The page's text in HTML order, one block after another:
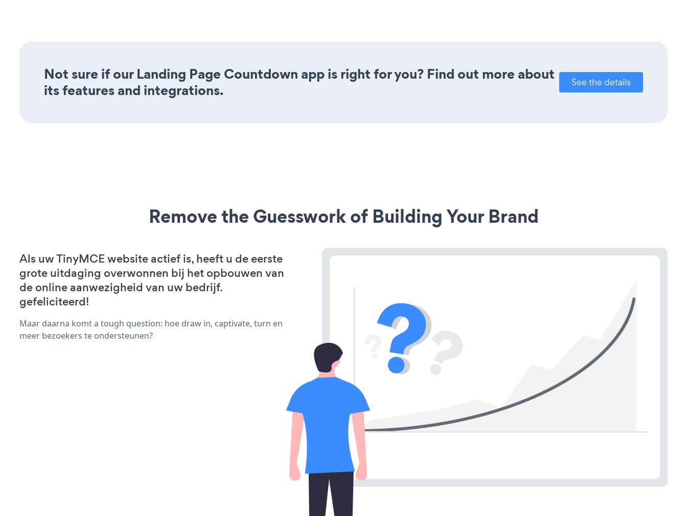
Not sure if our Landing Page Countdown app is right for you? Find out more about
its features and integrations.
See the details
Remove the Guesswork of Building Your Brand
Als uw TinyMCE website actief is, heeft u de eerste
grote uitdaging overwonnen bij het opbouwen van
de online aanwezigheid van uw bedrijf.
gefeliciteerd!
Maar daarna komt a tough question: hoe draw in, captivate, turn en
meer bezoekers te ondersteunen?